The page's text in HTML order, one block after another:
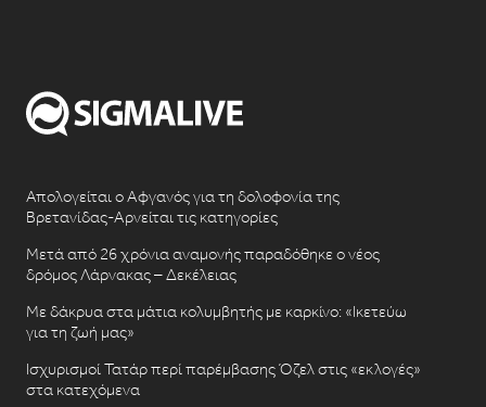
Απολογείται ο Αφγανός για τη δολοφονία της
Βρετανίδας-Αρνείται τις κατηγορίες
Μετά από 26 χρόνια αναμονής παραδόθηκε ο νέος
δρόμος Λάρνακας – Δεκέλειας
Με δάκρυα στα μάτια κολυμβητής με καρκίνο: «Ικετεύω
για τη ζωή μας»
Ισχυρισμοί Τατάρ περί παρέμβασης Όζελ στις «εκλογές»
στα κατεχόμενα